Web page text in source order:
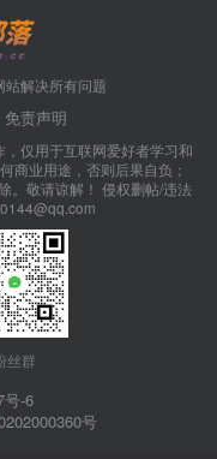
站解决所有问题
免责声明
仅用于互联网爱好者学习和
商业用途，否则后果自负；
。敬请谅解！ 侵权删帖/违法
丝群
号-6
号